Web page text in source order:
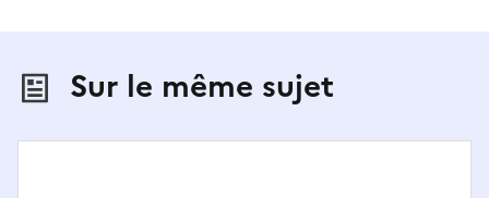
Sur le même sujet